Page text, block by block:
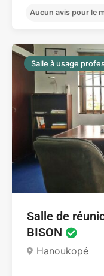
Aucun avis pour
Salle à usage
Salle de
BISON
Hanoukopé